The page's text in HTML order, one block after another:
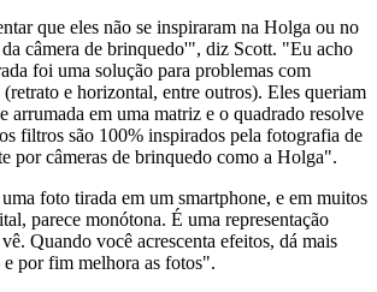
que eles não se inspiraram na Holga ou no
câmera de brinquedo'", diz Scott. "Eu acho
foi uma solução para problemas com
e horizontal, entre outros). Eles queriam
arrumada em uma matriz e o quadrado resolve
filtros são 100% inspirados pela fotografia de
por câmeras de brinquedo como a Holga".
foto tirada em um smartphone, e em muitos
parece monótona. É uma representação
Quando você acrescenta efeitos, dá mais
por fim melhora as fotos".